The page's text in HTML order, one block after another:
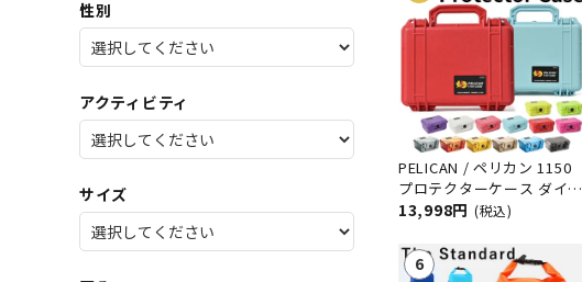
SALE
性別
アクティビティ
サイズ
PELICAN / ペリカン 1150
プロテクターケース ダイビ
ング サーフィン アウトド
密機器 防水 防塵 耐衝撃
13,998円 (税込)